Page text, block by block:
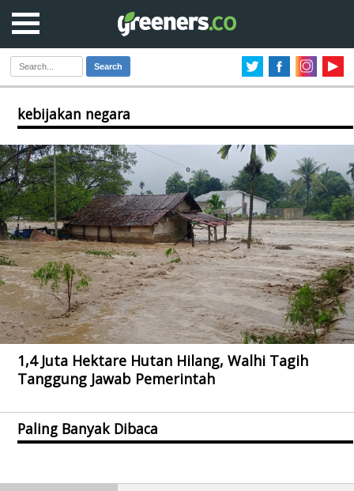
Search
kebijakan negara
1,4 Juta Hektare Hutan Hilang, Walhi Tagih
Tanggung Jawab Pemerintah
Paling Banyak Dibaca